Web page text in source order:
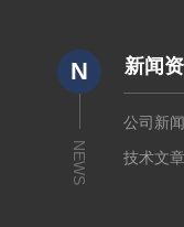
N
NEWS
新闻
公司新
技术文